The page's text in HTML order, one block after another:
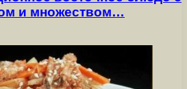
и множеством…